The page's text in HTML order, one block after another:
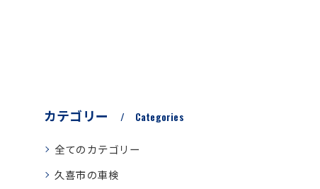
カテゴリー Categories
全てのカテゴリー
久喜市の車検